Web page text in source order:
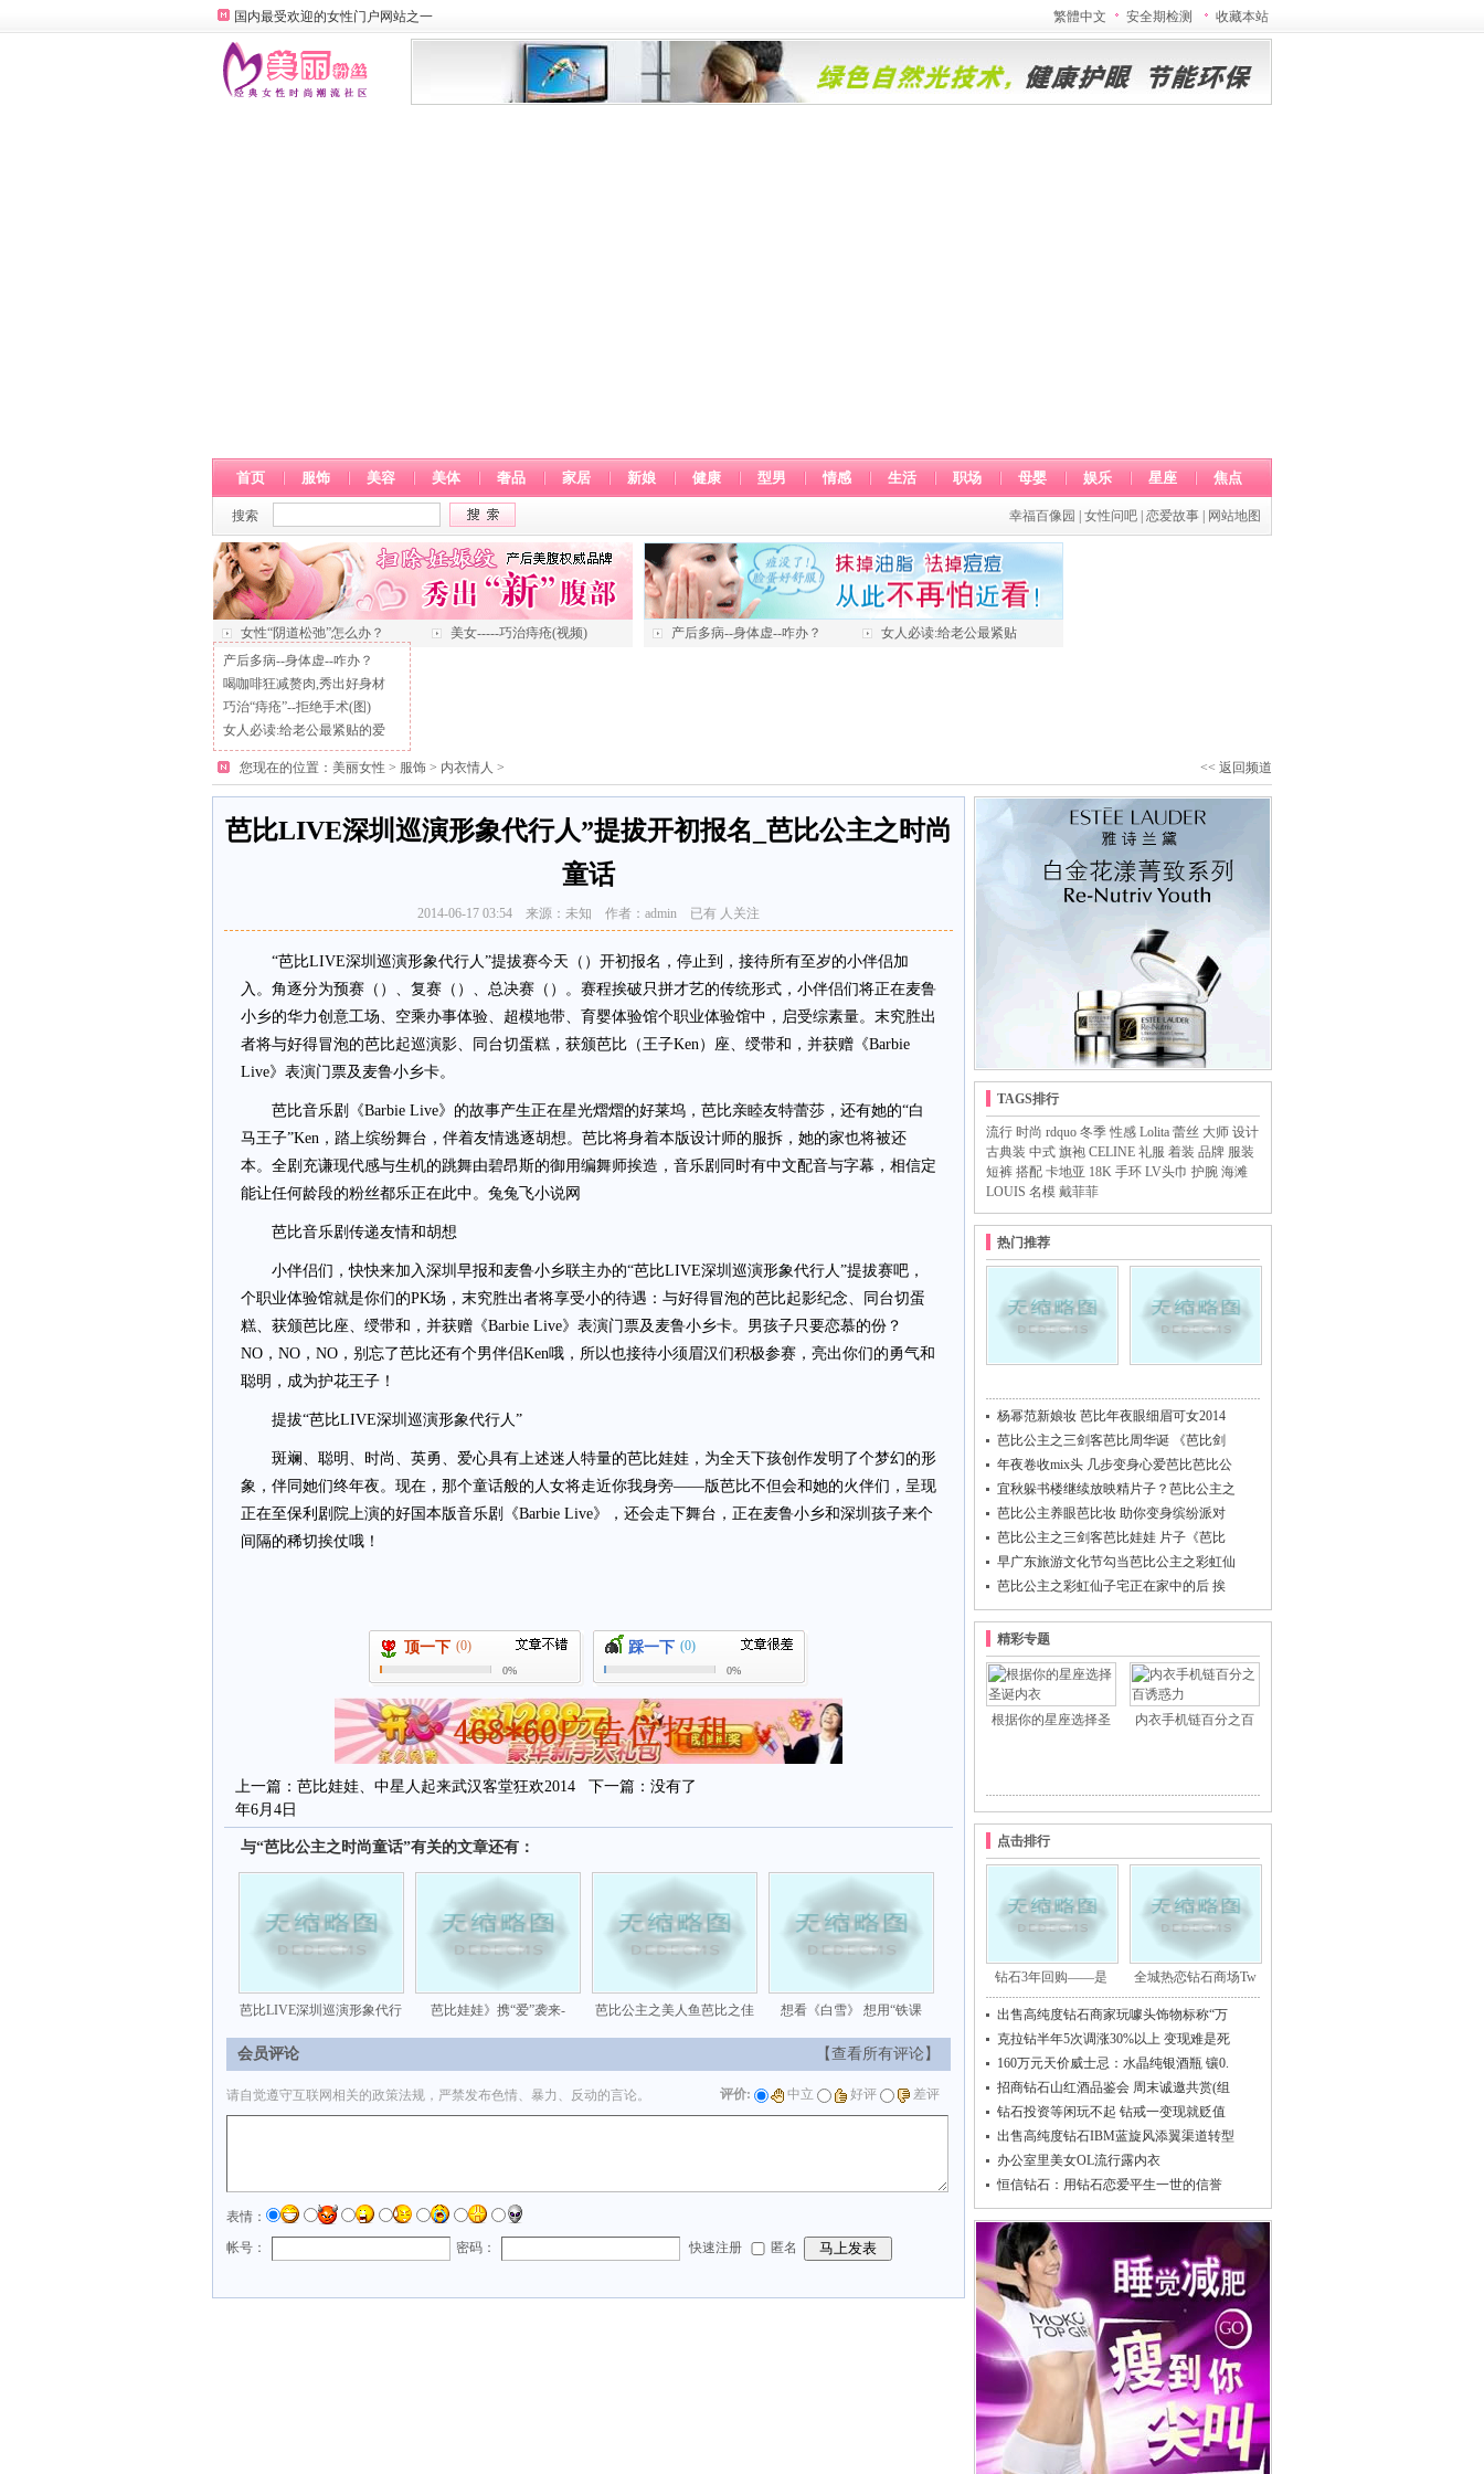
国内最受欢迎的女性门户网站之一 繁體中文 安全期检测 收藏本站
首页 服饰 美容 美体 奢品 家居 新娘 健康 型男 情感 生活 职场 母婴 娱乐 星座 焦点
搜索 幸福百像园 女性问吧 恋爱故事 网站地图
女性“阴道松弛”怎么办？ 美女-----巧治痔疮(视频) 产后多病--身体虚--咋办？
女人必读:给老公最紧贴
产后多病--身体虚--咋办？
喝咖啡狂减赘肉,秀出好身材
巧治“痔疮”--拒绝手术(图)
女人必读:给老公最紧贴的爱
<< 返回频道
您现在的位置： 美丽女性 > 服饰 > 内衣情人 >
芭比LIVE深圳巡演形象代行人”提拔开初报名_芭比公主之时尚
童话
2014-06-17 03:54 来源：未知 作者：admin 已有 人关注
“芭比LIVE深圳巡演形象代行人”提拔赛今天（）开初报名，停止到，接待所有至岁的小伴侣加
入。角逐分为预赛（）、复赛（）、总决赛（）。赛程挨破只拼才艺的传统形式，小伴侣们将正在麦鲁
小乡的华力创意工场、空乘办事体验、超模地带、育婴体验馆个职业体验馆中，启受综素量。末究胜出
者将与好得冒泡的芭比起巡演影、同台切蛋糕，获颁芭比（王子Ken）座、绶带和，并获赠《Barbie
Live》表演门票及麦鲁小乡卡。
芭比音乐剧《Barbie Live》的故事产生正在星光熠熠的好莱坞，芭比亲睦友特蕾莎，还有她的“白
马王子”Ken，踏上缤纷舞台，伴着友情逃逐胡想。芭比将身着本版设计师的服拆，她的家也将被还
本。全剧充谦现代感与生机的跳舞由碧昂斯的御用编舞师挨造，音乐剧同时有中文配音与字幕，相信定
能让任何龄段的粉丝都乐正在此中。兔兔飞小说网
芭比音乐剧传递友情和胡想
小伴侣们，快快来加入深圳早报和麦鲁小乡联主办的“芭比LIVE深圳巡演形象代行人”提拔赛吧，
个职业体验馆就是你们的PK场，末究胜出者将享受小的待遇：与好得冒泡的芭比起影纪念、同台切蛋
糕、获颁芭比座、绶带和，并获赠《Barbie Live》表演门票及麦鲁小乡卡。男孩子只要恋慕的份？
NO，NO，NO，别忘了芭比还有个男伴侣Ken哦，所以也接待小须眉汉们积极参赛，亮出你们的勇气和
聪明，成为护花王子！
提拔“芭比LIVE深圳巡演形象代行人”
斑斓、聪明、时尚、英勇、爱心具有上述迷人特量的芭比娃娃，为全天下孩创作发明了个梦幻的形
象，伴同她们终年夜。现在，那个童话般的人女将走近你我身旁——版芭比不但会和她的火伴们，呈现
正在至保利剧院上演的好国本版音乐剧《Barbie Live》，还会走下舞台，正在麦鲁小乡和深圳孩子来个
间隔的稀切挨仗哦！
顶一下 (0)
0%
踩一下 (0)
0%
上一篇： 芭比娃娃、中星人起来武汉客堂狂欢2014
年6月4日
下一篇：没有了
与“芭比公主之时尚童话”有关的文章还有：
芭比LIVE深圳巡演形象代行 芭比娃娃》携“爱”袭来- 芭比公主之美人鱼芭比之佳 想看《白雪》 想用“铁课
【查看所有评论】
会员评论
请自觉遵守互联网相关的政策法规，严禁发布色情、暴力、反动的言论。 评价: 中立 好评 差评
表情：
帐号：
密码： 快速注册 匿名
TAGS排行
流行 时尚 rdquo 冬季 性感 Lolita 蕾丝 大师 设计
古典装 中式 旗袍 CELINE 礼服 着装 品牌 服装
短裤 搭配 卡地亚 18K 手环 LV头巾 护腕 海滩
LOUIS 名模 戴菲菲
热门推荐
杨幂范新娘妆 芭比年夜眼细眉可女2014
芭比公主之三剑客芭比周华诞 《芭比剑
年夜卷收mix头 几步变身心爱芭比芭比公
宜秋躲书楼继续放映精片子？芭比公主之
芭比公主养眼芭比妆 助你变身缤纷派对
芭比公主之三剑客芭比娃娃 片子《芭比
早广东旅游文化节勾当芭比公主之彩虹仙
芭比公主之彩虹仙子宅正在家中的后 挨
精彩专题
根据你的星座选择圣 内衣手机链百分之百
点击排行
钻石3年回购——是 全城热恋钻石商场Tw
出售高纯度钻石商家玩噱头饰物标称“万
克拉钻半年5次调涨30%以上 变现难是死
160万元天价威士忌：水晶纯银酒瓶 镶0.
招商钻石山红酒品鉴会 周末诚邀共赏(组
钻石投资等闲玩不起 钻戒一变现就贬值
出售高纯度钻石IBM蓝旋风添翼渠道转型
办公室里美女OL流行露内衣
恒信钻石：用钻石恋爱平生一世的信誉